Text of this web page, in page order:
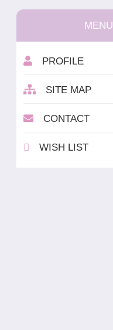
MENU
PROFILE
SITE MAP
CONTACT
WISH LIST